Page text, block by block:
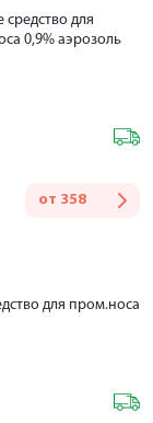
для
0,9% аэрозоль
от 358
для пром.носа